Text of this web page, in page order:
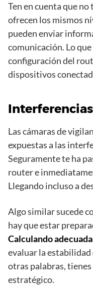
Ten en cuenta que
ofrecen los mismos
pueden enviar
comunicación. Lo
configuración del
dispositivos
Interferencias
Las cámaras de
expuestas a las
Seguramente te ha
router e
Llegando incluso a
Algo similar sucede
hay que estar
Calculando
evaluar la estabilidad
otras palabras,
estratégico.